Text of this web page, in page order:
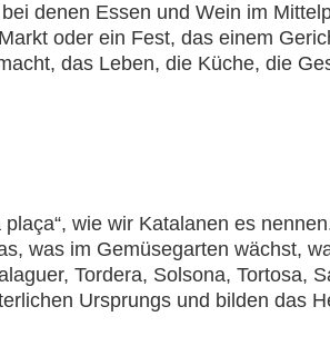
denen Essen und Wein im
oder ein Fest, das einem
das Leben, die Küche, die
wie wir Katalanen es
was im Gemüsegarten wächst,
Tordera, Solsona, Tortosa,
Ursprungs und bilden das